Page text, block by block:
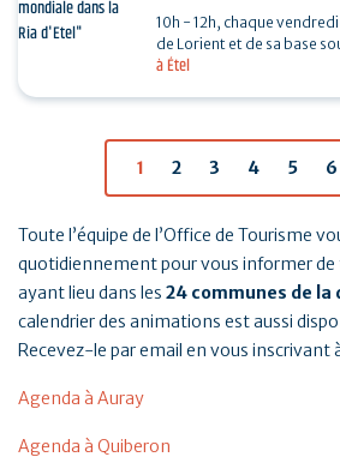
à Étel
10h - 12h, chaque
de Lorient et de sa base
enjeu important de la
1 2 3 4 5 6
Toute l’équipe de l’Office de Tourisme
quotidiennement pour vous informer
ayant lieu dans les 24 communes de
calendrier des animations est aussi
Recevez-le par email en vous inscrivant
Agenda à Auray
Agenda à Quiberon